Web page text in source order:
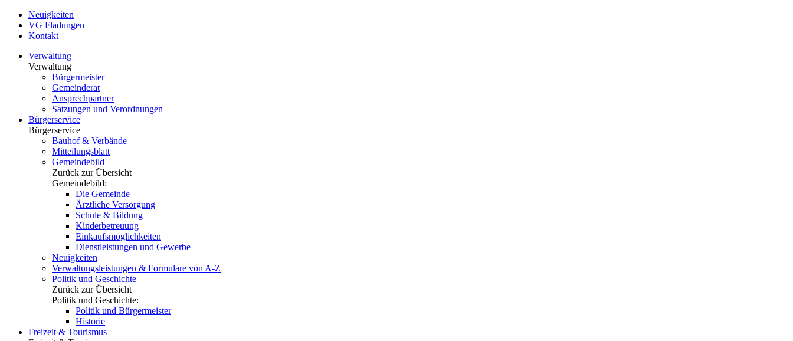
Neuigkeiten
VG Fladungen
Kontakt
Verwaltung
Verwaltung
Bürgermeister
Gemeinderat
Ansprechpartner
Satzungen und Verordnungen
Bürgerservice
Bürgerservice
Bauhof & Verbände
Mitteilungsblatt
Gemeindebild
Zurück zur Übersicht
Gemeindebild:
Die Gemeinde
Ärztliche Versorgung
Schule & Bildung
Kinderbetreuung
Einkaufsmöglichkeiten
Dienstleistungen und Gewerbe
Neuigkeiten
Verwaltungsleistungen & Formulare von A-Z
Politik und Geschichte
Zurück zur Übersicht
Politik und Geschichte:
Politik und Bürgermeister
Historie
Freizeit & Tourismus